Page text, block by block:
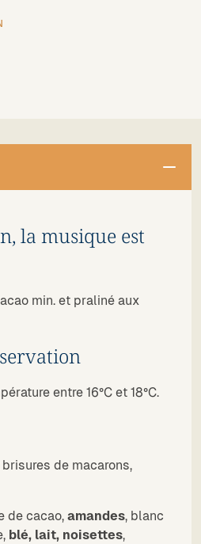
la musique est
min. et praliné aux
entre 16°C et 18°C.
de macarons,
de cacao, amandes, blanc
blé, lait, noisettes,